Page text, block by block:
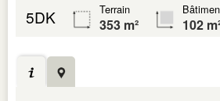
5DK Terrain
353 m² 102